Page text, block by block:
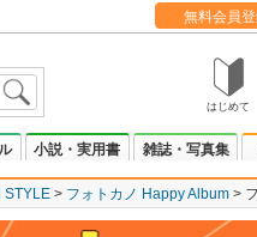
無料会員
はじめて
小説・実用書 雑誌・写真集
STYLE フォトカノ Happy Album